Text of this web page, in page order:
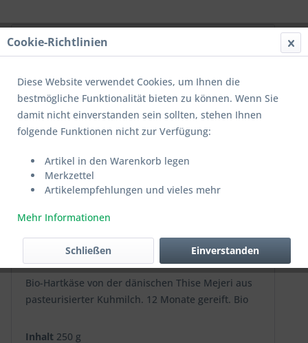
Filtern
Leuchtturm Käse
Bio-Hartkäse von der dänischen Thise Mejeri aus
pasteurisierter Kuhmilch. 12 Monate gereift. Bio
Inhalt 250 g
Cookie-Richtlinien
Diese Website verwendet Cookies, um Ihnen die
bestmögliche Funktionalität bieten zu können. Wenn Sie
damit nicht einverstanden sein sollten, stehen Ihnen
folgende Funktionen nicht zur Verfügung:
Artikel in den Warenkorb legen
Merkzettel
Artikelempfehlungen und vieles mehr
Mehr Informationen
Einverstanden
Schließen